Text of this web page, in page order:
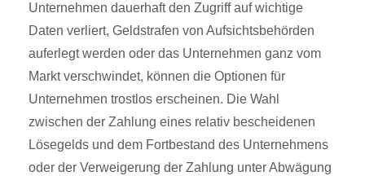
Unternehmen dauerhaft den Zugriff auf wichtige
Daten verliert, Geldstrafen von Aufsichtsbehörden
auferlegt werden oder das Unternehmen ganz vom
Markt verschwindet, können die Optionen für
Unternehmen trostlos erscheinen. Die Wahl
zwischen der Zahlung eines relativ bescheidenen
Lösegelds und dem Fortbestand des Unternehmens
oder der Verweigerung der Zahlung unter Abwägung